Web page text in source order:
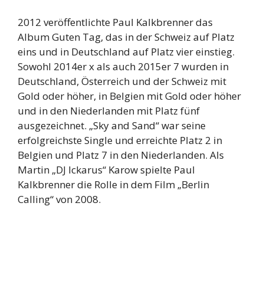
2012 veröffentlichte Paul Kalkbrenner das
Album Guten Tag, das in der Schweiz auf Platz
eins und in Deutschland auf Platz vier einstieg.
Sowohl 2014er x als auch 2015er 7 wurden in
Deutschland, Österreich und der Schweiz mit
Gold oder höher, in Belgien mit Gold oder höher
und in den Niederlanden mit Platz fünf
ausgezeichnet. „Sky and Sand“ war seine
erfolgreichste Single und erreichte Platz 2 in
Belgien und Platz 7 in den Niederlanden. Als
Martin „DJ Ickarus“ Karow spielte Paul
Kalkbrenner die Rolle in dem Film „Berlin
Calling“ von 2008.